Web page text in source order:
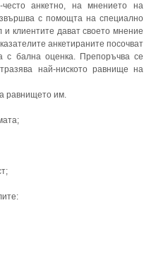
анкетно, на мнението на
с помощта на специално
и клиентите дават своето мнение
анкетираните посочват
с бална оценка. Препоръчва се
най-ниското равнище на
равнището им.